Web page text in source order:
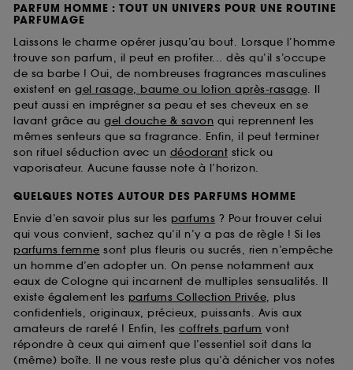
PARFUM HOMME : TOUT UN UNIVERS POUR UNE ROUTINE
PARFUMAGE
Laissons le charme opérer jusqu’au bout. Lorsque l’homme
trouve son parfum, il peut en profiter... dès qu’il s’occupe
de sa barbe ! Oui, de nombreuses fragrances masculines
existent en gel rasage, baume ou lotion après-rasage. Il
peut aussi en imprégner sa peau et ses cheveux en se
lavant grâce au gel douche & savon qui reprennent les
mêmes senteurs que sa fragrance. Enfin, il peut terminer
son rituel séduction avec un déodorant stick ou
vaporisateur. Aucune fausse note à l’horizon.
QUELQUES NOTES AUTOUR DES PARFUMS HOMME
Envie d’en savoir plus sur les parfums ? Pour trouver celui
qui vous convient, sachez qu’il n’y a pas de règle ! Si les
parfums femme sont plus fleuris ou sucrés, rien n’empêche
un homme d’en adopter un. On pense notamment aux
eaux de Cologne qui incarnent de multiples sensualités. Il
existe également les parfums Collection Privée, plus
confidentiels, originaux, précieux, puissants. Avis aux
amateurs de rareté ! Enfin, les coffrets parfum vont
répondre à ceux qui aiment que l’essentiel soit dans la
(même) boîte. Il ne vous reste plus qu’à dénicher vos notes